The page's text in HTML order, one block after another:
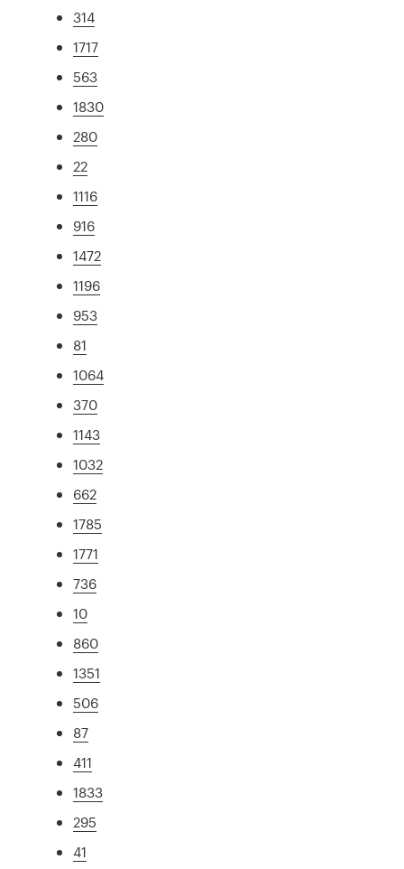
314
1717
563
1830
280
22
1116
916
1472
1196
953
81
1064
370
1143
1032
662
1785
1771
736
10
860
1351
506
87
411
1833
295
41